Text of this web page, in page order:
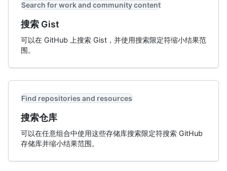
Search for work and community content
搜索 Gist
可以在 GitHub 上搜索 Gist，并使用搜索限定符缩小结果范
围。
Find repositories and resources
搜索仓库
可以在任意组合中使用这些存储库搜索限定符搜索 GitHub
存储库并缩小结果范围。